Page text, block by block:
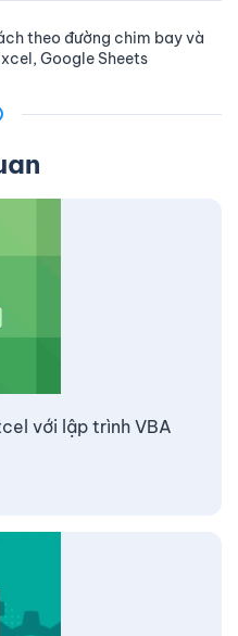
theo đường chim bay và
Google Sheets
với lập trình VBA